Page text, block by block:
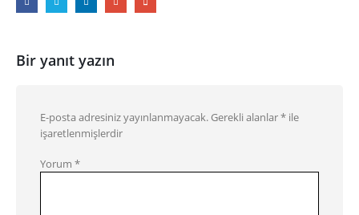
Bir yanıt yazın
E-posta adresiniz yayınlanmayacak. Gerekli alanlar* ile
işaretlenmişlerdir
Yorum *